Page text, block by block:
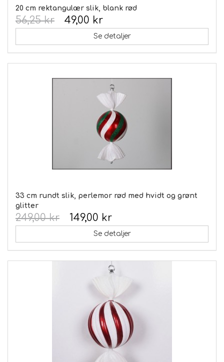
20 cm rektangulær slik, blank rød
49,00 kr
56,25 kr
Se detaljer
33 cm rundt slik, perlemor rød med hvidt og grønt
glitter
149,00 kr
249,00 kr
Se detaljer